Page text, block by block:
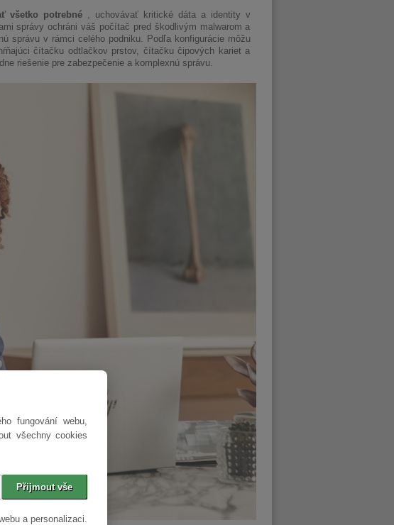
fungování webu,
všechny cookies
Přijmout vše
a personalizaci.
všetko potrebné , uchovávať kritické dáta a identity v
správy ochráni váš počítač pred škodlivým malwarom a
správu v rámci celého podniku. Podľa konfigurácie môžu
čítačku odtlačkov prstov, čítačku čipových kariet a
riešenie pre zabezpečenie a komplexnú správu.